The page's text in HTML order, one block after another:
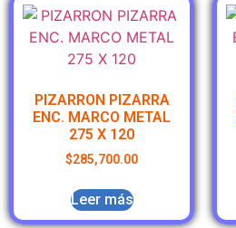
PIZARRON PIZARRA
ENC. MARCO METAL
275 X 120
$285,700.00
Leer más